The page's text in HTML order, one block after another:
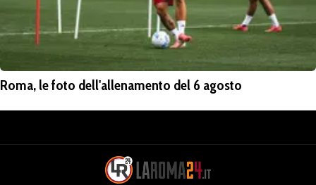
Roma, le foto dell'allenamento del 6 agosto